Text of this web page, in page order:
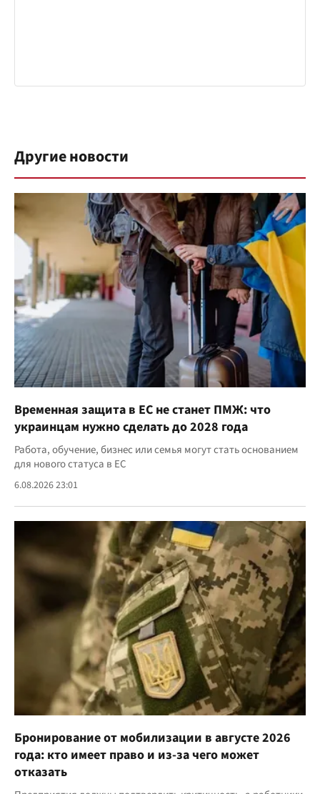
Другие новости
Временная защита в ЕС не станет ПМЖ: что
украинцам нужно сделать до 2028 года
Работа, обучение, бизнес или семья могут стать основанием
для нового статуса в ЕС
6.08.2026 23:01
Бронирование от мобилизации в августе 2026
года: кто имеет право и из-за чего может
отказать